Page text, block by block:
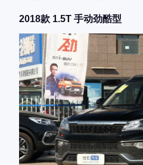
2018款 1.5T 手动劲酷型